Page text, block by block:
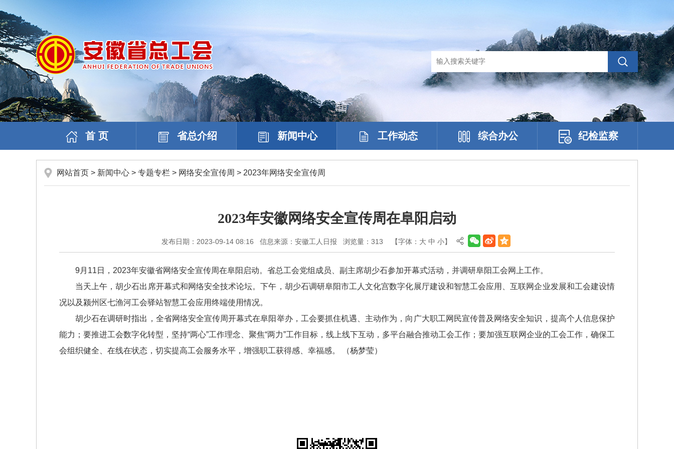
首 页 省总介绍 新闻中心 工作动态 综合办公 纪检监察
网站首页 > 新闻中心 > 专题专栏 > 网络安全宣传周 > 2023年网络安全宣传周
2023年安徽网络安全宣传周在阜阳启动
发布日期：2023-09-14 08:16 信息来源：安徽工人日报 浏览量： 313 【字体： 大 中 小】
9月11日，2023年安徽省网络安全宣传周在阜阳启动。省总工会党组成员、副主席胡少石参加开幕式活动，并调研阜阳工会网上工作。
当天上午，胡少石出席开幕式和网络安全技术论坛。下午，胡少石调研阜阳市工人文化宫数字化展厅建设和智慧工会应用、互联网企业发展和工会建设情
况以及颍州区七渔河工会驿站智慧工会应用终端使用情况。
胡少石在调研时指出，全省网络安全宣传周开幕式在阜阳举办，工会要抓住机遇、主动作为，向广大职工网民宣传普及网络安全知识，提高个人信息保护
能力；要推进工会数字化转型，坚持“两心”工作理念、聚焦“两力”工作目标，线上线下互动，多平台融合推动工会工作；要加强互联网企业的工会工作，确保工
会组织健全、在线在状态，切实提高工会服务水平，增强职工获得感、幸福感。 （杨梦莹）